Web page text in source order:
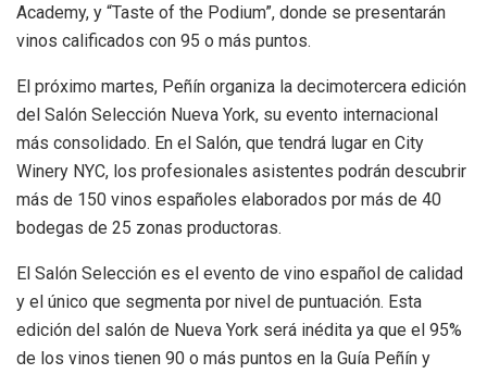
Academy, y “Taste of the Podium”, donde se presentarán
vinos calificados con 95 o más puntos.
El próximo martes, Peñín organiza la decimotercera edición
del Salón Selección Nueva York, su evento internacional
más consolidado. En el Salón, que tendrá lugar en City
Winery NYC, los profesionales asistentes podrán descubrir
más de 150 vinos españoles elaborados por más de 40
bodegas de 25 zonas productoras.
El Salón Selección es el evento de vino español de calidad
y el único que segmenta por nivel de puntuación. Esta
edición del salón de Nueva York será inédita ya que el 95%
de los vinos tienen 90 o más puntos en la Guía Peñín y